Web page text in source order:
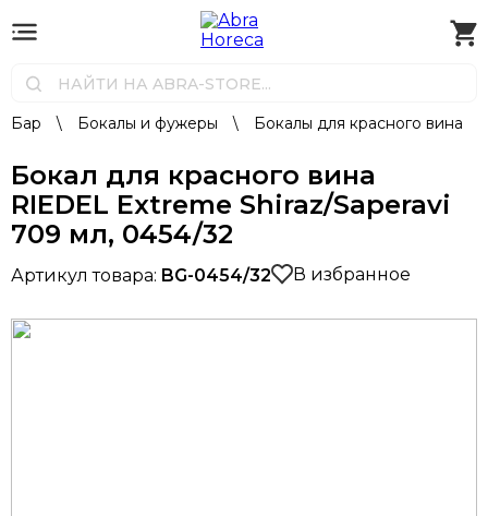
Бар \ Бокалы и фужеры \ Бокалы для красного вина
Бокал для красного вина
RIEDEL Extreme Shiraz/Saperavi
709 мл, 0454/32
Артикул товара: BG-0454/32 В избранное